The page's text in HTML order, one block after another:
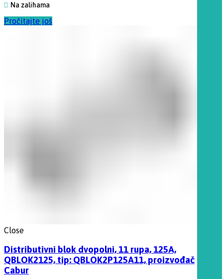
Na zalihama
Pročitajte još
Close
Distributivni blok dvopolni, 11 rupa, 125A,
QBLOK2125, tip: QBLOK2P125A11, proizvođač
Cabur